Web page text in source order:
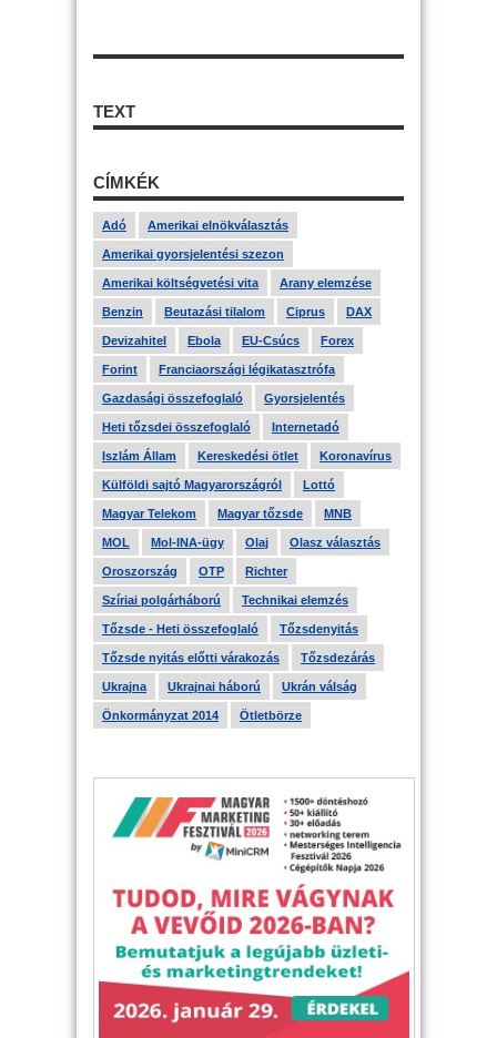
TEXT
CÍMKÉK
Adó Amerikai elnökválasztás
Amerikai gyorsjelentési szezon
Amerikai költségvetési vita Arany elemzése
Benzin Beutazási tilalom Ciprus DAX
Devizahitel Ebola EU-Csúcs Forex
Forint Franciaországi légikatasztrófa
Gazdasági összefoglaló Gyorsjelentés
Heti tőzsdei összefoglaló Internetadó
Iszlám Állam Kereskedési ötlet Koronavírus
Külföldi sajtó Magyarországról Lottó
Magyar Telekom Magyar tőzsde MNB
MOL Mol-INA-ügy Olaj Olasz választás
Oroszország OTP Richter
Szíriai polgárháború Technikai elemzés
Tőzsde - Heti összefoglaló Tőzsdenyitás
Tőzsde nyitás előtti várakozás Tőzsdezárás
Ukrajna Ukrajnai háború Ukrán válság
Önkormányzat 2014 Ötletbörze